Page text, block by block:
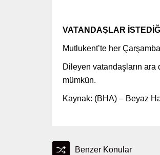
VATANDAŞLAR
Mutlukent’te her
Dileyen vatandaşların
mümkün.
Kaynak: (BHA) – Beyaz
Benzer Konular